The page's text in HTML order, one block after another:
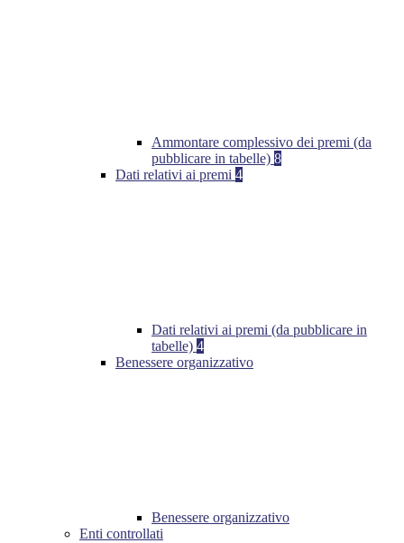
Ammontare complessivo dei premi (da
pubblicare in tabelle) 8
Dati relativi ai premi 4
Dati relativi ai premi (da pubblicare in
tabelle) 4
Benessere organizzativo
Benessere organizzativo
Enti controllati